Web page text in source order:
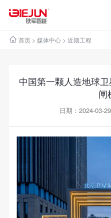
首页> 媒体中心> 近期工程
中国第一颗人造地球
闸
日期：2024-03-